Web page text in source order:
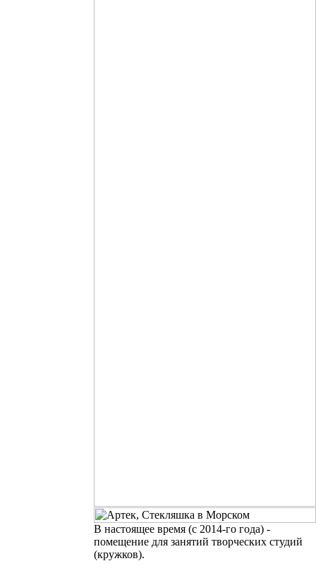
В настоящее время (с 2014-го года) -
помещение для занятий творческих студий
(кружков).